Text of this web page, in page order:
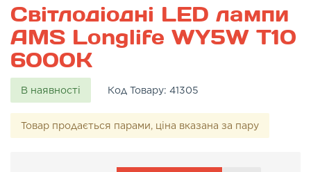
Світлодіодні LED лампи
AMS Longlife WY5W T10
6000K
В наявності Код Товару: 41305
Товар продається парами, ціна вказана за пару